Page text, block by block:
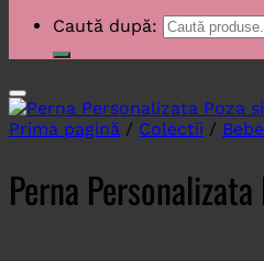
Caută după:
Prima pagină / Colectii /
Perna